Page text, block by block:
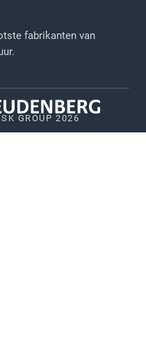
fabrikanten van
GROUP 2026